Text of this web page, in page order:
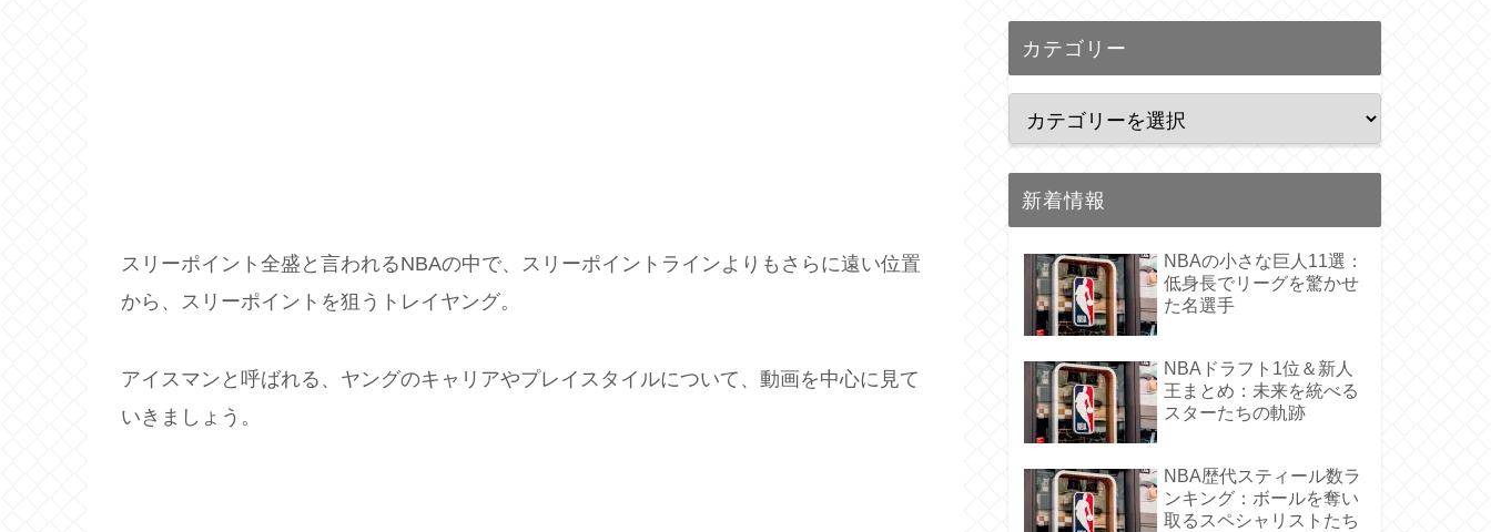
スリーポイント全盛と言われるNBAの中で、スリーポイントラインよりもさらに遠い位置
から、スリーポイントを狙うトレイヤング。
アイスマンと呼ばれる、ヤングのキャリアやプレイスタイルについて、動画を中心に見て
いきましょう。
カテゴリー
新着情報
NBAの小さな巨人11選：
低身長でリーグを驚かせ
た名選手
NBAドラフト1位＆新人
王まとめ：未来を統べる
スターたちの軌跡
NBA歴代スティール数ラ
ンキング：ボールを奪い
取るスペシャリストたち